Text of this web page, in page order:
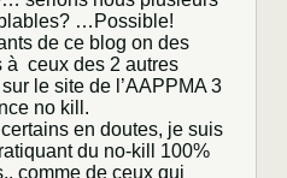
…Possible!
de ce blog on des
à ceux des 2 autres
le site de l’AAPPMA 3
no kill.
en doutes, je suis
du no-kill 100%
comme de ceux qui